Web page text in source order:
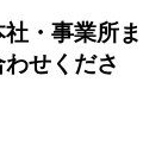
・事業所ま
せくださ